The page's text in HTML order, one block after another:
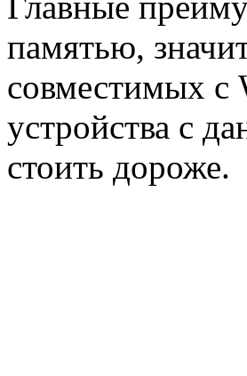
памятью,
совместимых с
устройства с
стоить дороже.